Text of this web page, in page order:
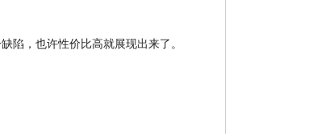
陷，也许性价比高就展现出来了。